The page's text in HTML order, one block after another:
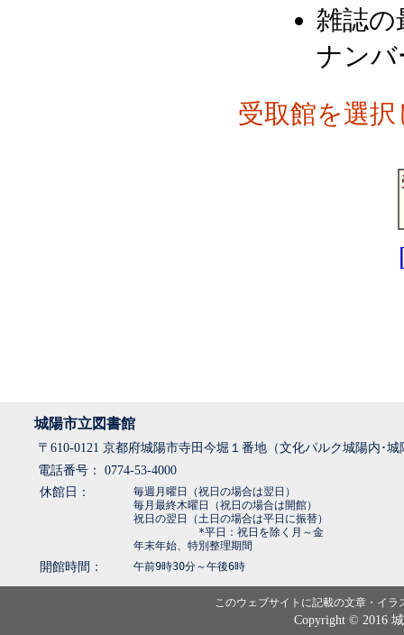
雑誌の
ナン
受取館を選
城陽市立図書館
〒610-0121 京都府城陽市寺田今堀１番地（文化パルク城陽内･
電話番号： 0774-53-4000
休館日：
毎週月曜日（祝日の場合は翌日）
毎月最終木曜日（祝日の場合は開館）
祝日の翌日（土日の場合は平日に振替）
*平日：祝日を除く月～金
年末年始、特別整理期間
開館時間： 午前9時30分～午後6時
このウェブサイトに記載の文章・イ
Copyright © 2016